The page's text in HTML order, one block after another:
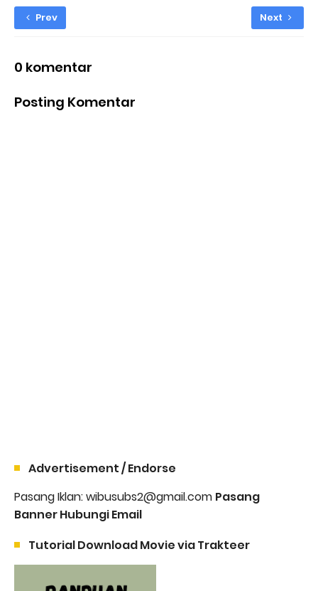
Prev Next
0 komentar
Posting Komentar
Advertisement / Endorse
Pasang Iklan: wibusubs2@gmail.com Pasang
Banner Hubungi Email
Tutorial Download Movie via Trakteer